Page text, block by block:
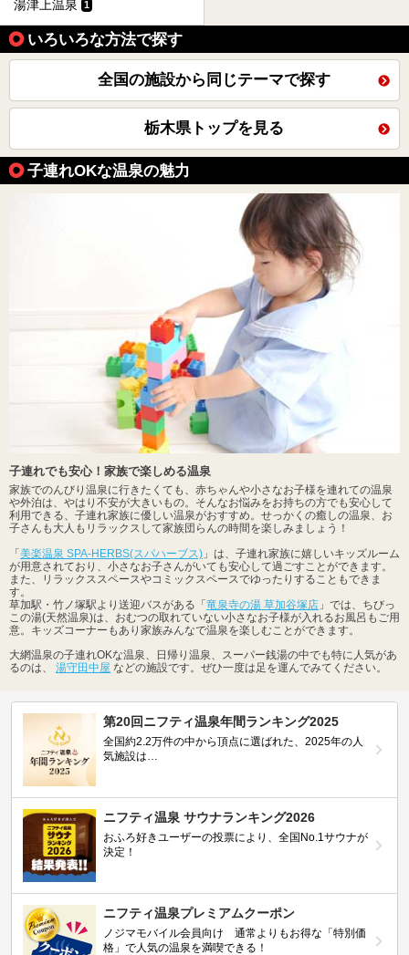
湯津上温泉 1
いろいろな方法で探す
全国の施設から同じテーマで探す
栃木県トップを見る
子連れOKな温泉の魅力
子連れでも安心！家族で楽しめる温泉
家族でのんびり温泉に行きたくても、赤ちゃんや小さなお子様を連れての温泉
や外泊は、やはり不安が大きいもの。そんなお悩みをお持ちの方でも安心して
利用できる、子連れ家族に優しい温泉がおすすめ。せっかくの癒しの温泉、お
子さんも大人もリラックスして家族団らんの時間を楽しみましょう！
「 美楽温泉 SPA-HERBS(スパハーブス) 」は、子連れ家族に嬉しいキッズルーム
が用意されており、小さなお子さんがいても安心して過ごすことができます。
また、リラックススペースやコミックスペースでゆったりすることもできま
す。
草加駅・竹ノ塚駅より送迎バスがある「 竜泉寺の湯 草加谷塚店 」では、ちびっ
この湯(天然温泉)は、おむつの取れていない小さなお子様が入れるお風呂もご用
意。キッズコーナーもあり家族みんなで温泉を楽しむことができます。
大網温泉の子連れOKな温泉、日帰り温泉、スーパー銭湯の中でも特に人気があ
るのは、 湯守田中屋 などの施設です。ぜひ一度は足を運んでみてください。
第20回ニフティ温泉年間ランキング2025
全国約2.2万件の中から頂点に選ばれた、2025年の人
気施設は…
ニフティ温泉 サウナランキング2026
おふろ好きユーザーの投票により、全国No.1サウナが
決定！
ニフティ温泉プレミアムクーポン
ノジマモバイル会員向け 通常よりもお得な「特別価
格」で人気の温泉を満喫できる！